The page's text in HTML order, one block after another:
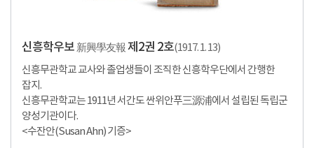
신흥학우보 新興學友報제2권 2호(1917. 1. 13)
신흥무관학교 교사와 졸업생들이 조직한 신흥학우단에서 간행한
잡지.
신흥무관학교는 1911년 서간도 싼위안푸三源浦에서 설립된 독립군
양성기관이다.
<수잔안(Susan Ahn) 기증>